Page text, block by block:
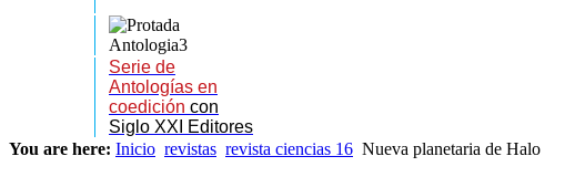
Serie de
Antologías en
coedición con
Siglo XXI Editores
You are here: Inicio revistas revista ciencias 16 Nueva planetaria de Halo